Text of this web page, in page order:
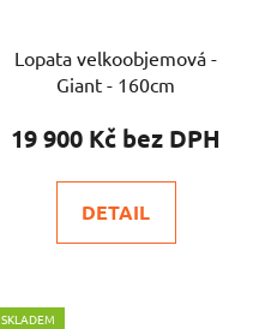
Lopata velkoobjemová -
Giant - 160cm
19 900 Kč
DETAIL
SKLADEM